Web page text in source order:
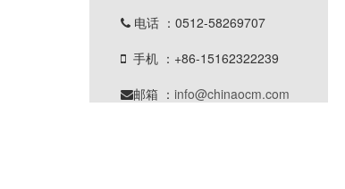
 电话 ：0512-58269707
 手机 ：+86-15162322239
邮箱 ：info@chinaocm.com